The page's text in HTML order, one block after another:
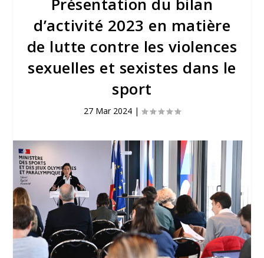
d’activité 2023 en matière
de lutte contre les violences
sexuelles et sexistes dans le
sport
27 Mar 2024 |